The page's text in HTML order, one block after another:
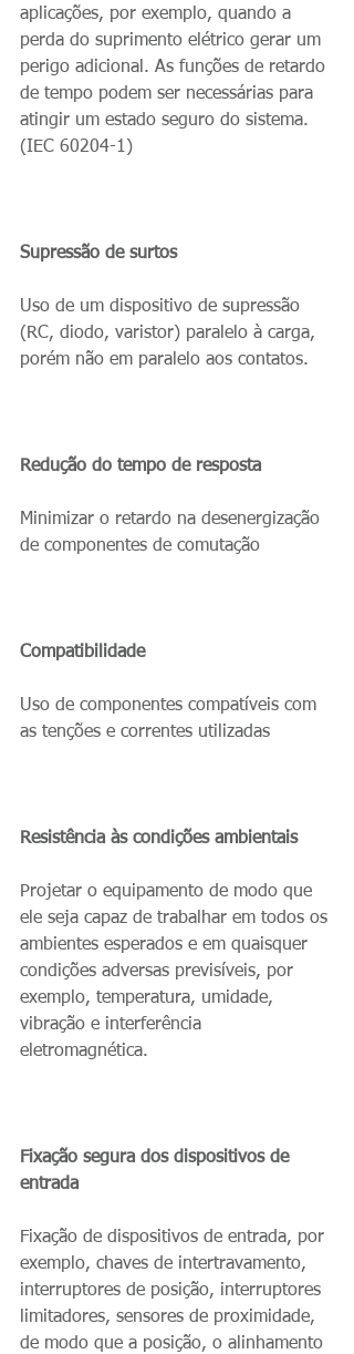
aplicações, por exemplo, quando a
perda do suprimento elétrico gerar um
perigo adicional. As funções de retardo
de tempo podem ser necessárias para
atingir um estado seguro do sistema.
(IEC 60204-1)
Supressão de surtos
Uso de um dispositivo de supressão
(RC, diodo, varistor) paralelo à carga,
porém não em paralelo aos contatos.
Redução do tempo de resposta
Minimizar o retardo na desenergização
de componentes de comutação
Compatibilidade
Uso de componentes compatíveis com
as tenções e correntes utilizadas
Resistência às condições ambientais
Projetar o equipamento de modo que
ele seja capaz de trabalhar em todos os
ambientes esperados e em quaisquer
condições adversas previsíveis, por
exemplo, temperatura, umidade,
vibração e interferência
eletromagnética.
Fixação segura dos dispositivos de
entrada
Fixação de dispositivos de entrada, por
exemplo, chaves de intertravamento,
interruptores de posição, interruptores
limitadores, sensores de proximidade,
de modo que a posição, o alinhamento